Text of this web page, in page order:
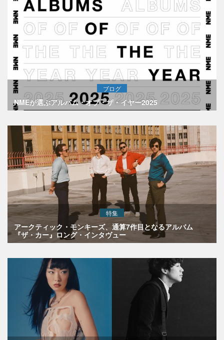
ブログ
NMEが選ぶアルバム・オブ・ザ・イヤー2025
特集
アークティック・モンキーズ、通算7作目となるアルバム
『ザ・カー』ロング・インタヴュー